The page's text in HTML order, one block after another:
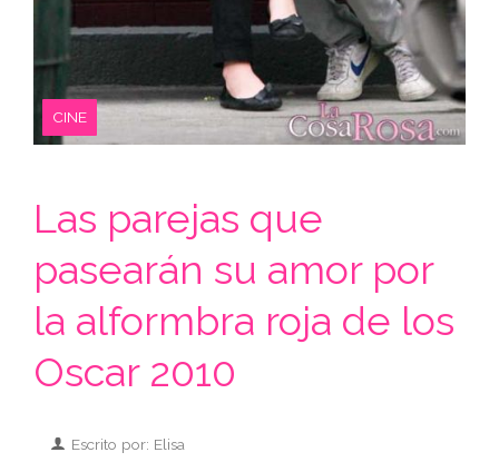
CINE
Las parejas que
pasearán su amor por
la alformbra roja de los
Oscar 2010
Escrito por: Elisa